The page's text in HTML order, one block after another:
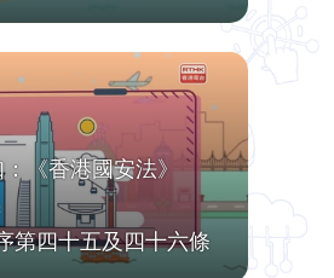
《香港國安法》
第四十五及四十六條